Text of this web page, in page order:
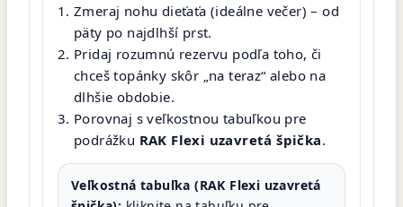
Zmeraj nohu dieťaťa (ideálne večer) – od
päty po najdlhší prst.
Pridaj rozumnú rezervu podľa toho, či
chceš topánky skôr „na teraz“ alebo na
dlhšie obdobie.
Porovnaj s veľkostnou tabuľkou pre
podrážku RAK Flexi uzavretá špička.
Veľkostná tabuľka (RAK Flexi uzavretá